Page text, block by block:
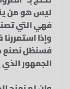
ليس هو من
فهي التي
وإذا
فسنظل نصنع
الجمهور